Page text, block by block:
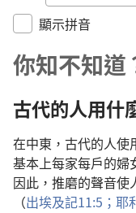
顯示拼音
你知不知道
古代的人用什
在中東 ， 古代的人使
基本上每家每戶的婦
因此 ， 推磨的聲音使
（出埃及記11:5； 耶